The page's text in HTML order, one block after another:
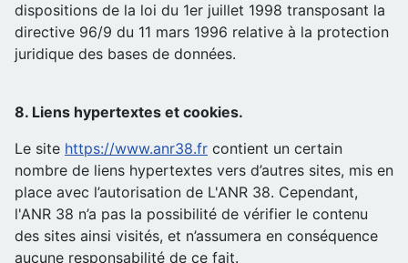
dispositions de la loi du 1er juillet 1998 transposant la
directive 96/9 du 11 mars 1996 relative à la protection
juridique des bases de données.
8. Liens hypertextes et cookies.
Le site https://www.anr38.fr contient un certain
nombre de liens hypertextes vers d’autres sites, mis en
place avec l’autorisation de L'ANR 38. Cependant,
l'ANR 38 n’a pas la possibilité de vérifier le contenu
des sites ainsi visités, et n’assumera en conséquence
aucune responsabilité de ce fait.